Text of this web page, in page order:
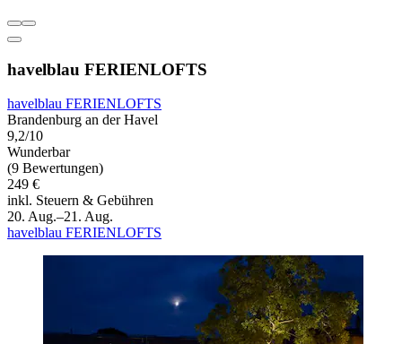
havelblau FERIENLOFTS
havelblau FERIENLOFTS
Brandenburg an der Havel
9,2/10
Wunderbar
(9 Bewertungen)
249 €
inkl. Steuern & Gebühren
20. Aug.–21. Aug.
havelblau FERIENLOFTS